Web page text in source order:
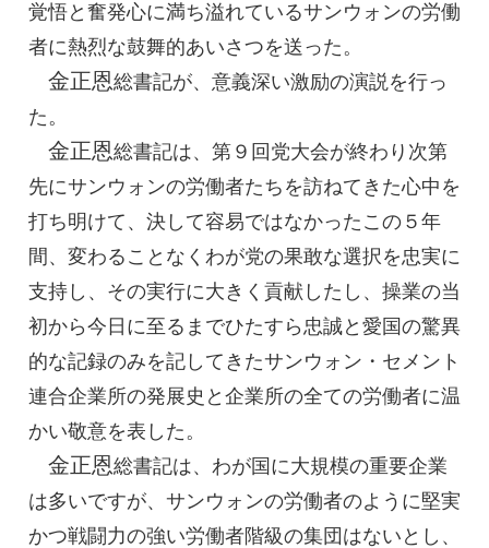
覚悟と奮発心に満ち溢れているサンウォンの労働
者に熱烈な鼓舞的あいさつを送った。
金正恩総書記が、意義深い激励の演説を行っ
た。
金正恩総書記は、第９回党大会が終わり次第
先にサンウォンの労働者たちを訪ねてきた心中を
打ち明けて、決して容易ではなかったこの５年
間、変わることなくわが党の果敢な選択を忠実に
支持し、その実行に大きく貢献したし、操業の当
初から今日に至るまでひたすら忠誠と愛国の驚異
的な記録のみを記してきたサンウォン・セメント
連合企業所の発展史と企業所の全ての労働者に温
かい敬意を表した。
金正恩総書記は、わが国に大規模の重要企業
は多いですが、サンウォンの労働者のように堅実
かつ戦闘力の強い労働者階級の集団はないとし、